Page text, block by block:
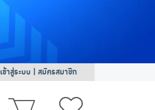
เข้าสู่ระบบ | สมัครสมาชิก